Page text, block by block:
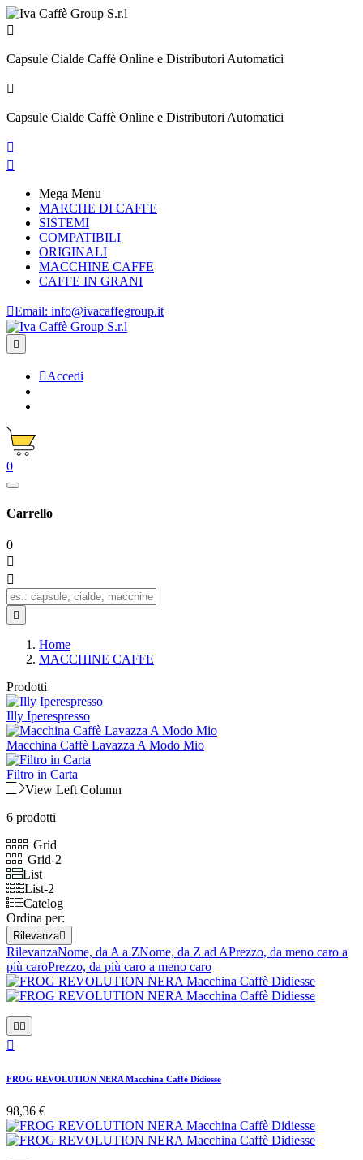

Capsule Cialde Caffè Online e Distributori Automatici

Capsule Cialde Caffè Online e Distributori Automatici


Mega Menu
MARCHE DI CAFFE
SISTEMI
COMPATIBILI
ORIGINALI
MACCHINE CAFFE
CAFFE IN GRANI
Email: info@ivacaffegroup.it

Accedi
0
Carrello
0



Home
MACCHINE CAFFE
Prodotti
Illy Iperespresso
Macchina Caffè Lavazza A Modo Mio
Filtro in Carta
View Left Column
6 prodotti
Grid
Grid-2
List
List-2
Catelog
Ordina per:
Rilevanza
RilevanzaNome, da A a ZNome, da Z ad APrezzo, da meno caro a
più caroPrezzo, da più caro a meno caro
 

FROG REVOLUTION NERA Macchina Caffè Didiesse
98,36 €